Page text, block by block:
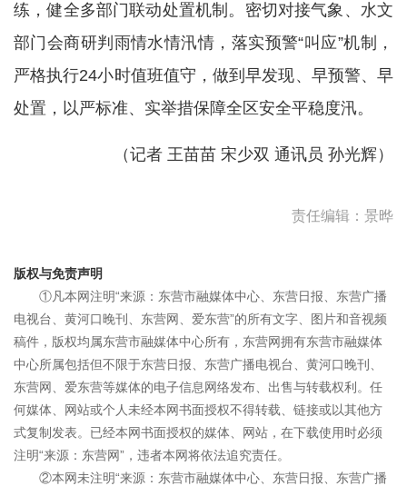
练，健全多部门联动处置机制。密切对接气象、水文
部门会商研判雨情水情汛情，落实预警“叫应”机制，
严格执行24小时值班值守，做到早发现、早预警、早
处置，以严标准、实举措保障全区安全平稳度汛。
（记者 王苗苗 宋少双 通讯员 孙光辉）
责任编辑：景晔
版权与免责声明
①凡本网注明“来源：东营市融媒体中心、东营日报、东营广播
电视台、黄河口晚刊、东营网、爱东营”的所有文字、图片和音视频
稿件，版权均属东营市融媒体中心所有，东营网拥有东营市融媒体
中心所属包括但不限于东营日报、东营广播电视台、黄河口晚刊、
东营网、爱东营等媒体的电子信息网络发布、出售与转载权利。任
何媒体、网站或个人未经本网书面授权不得转载、链接或以其他方
式复制发表。已经本网书面授权的媒体、网站，在下载使用时必须
注明“来源：东营网”，违者本网将依法追究责任。
②本网未注明“来源：东营市融媒体中心、东营日报、东营广播